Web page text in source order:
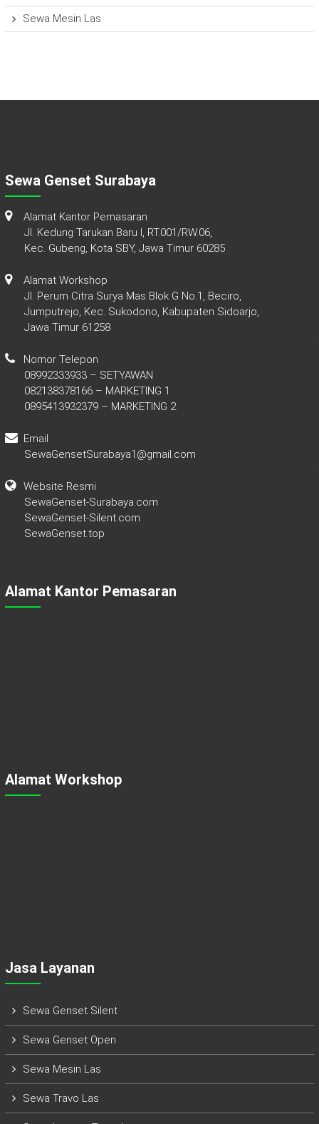
Sewa Mesin Las
Sewa Genset Surabaya
Alamat Kantor Pemasaran
Jl. Kedung Tarukan Baru I, RT.001/RW.06,
Kec. Gubeng, Kota SBY, Jawa Timur 60285
Alamat Workshop
Jl. Perum Citra Surya Mas Blok G No.1, Beciro,
Jumputrejo, Kec. Sukodono, Kabupaten Sidoarjo,
Jawa Timur 61258
Nomor Telepon
08992333933 – SETYAWAN
082138378166 – MARKETING 1
0895413932379 – MARKETING 2
Email
SewaGensetSurabaya1@gmail.com
Website Resmi
SewaGenset-Surabaya.com
SewaGenset-Silent.com
SewaGenset.top
Alamat Kantor Pemasaran
Alamat Workshop
Jasa Layanan
Sewa Genset Silent
Sewa Genset Open
Sewa Mesin Las
Sewa Travo Las